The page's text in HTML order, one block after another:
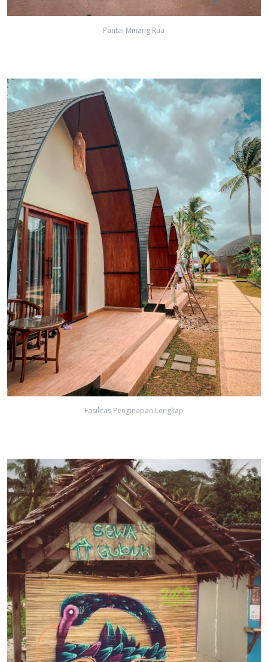
Pantai Minang Rua
Fasilitas Penginapan Lengkap